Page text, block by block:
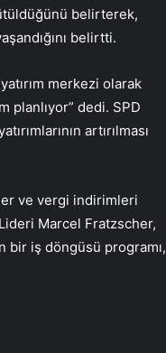
belirterek,
belirtti.
merkezi olarak
planlıyor” dedi. SPD
artırılması
ve vergi indirimleri
Marcel Fratzscher,
bir iş döngüsü programı,